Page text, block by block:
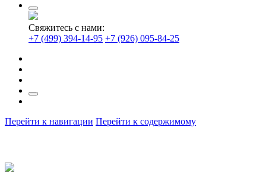
Свяжитесь с нами:
+7 (499) 394-14-95 +7 (926) 095-84-25
Перейти к навигации Перейти к содержимому